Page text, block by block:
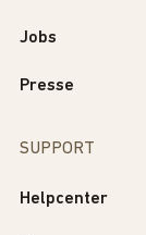
Jobs
Presse
SUPPORT
Helpcenter